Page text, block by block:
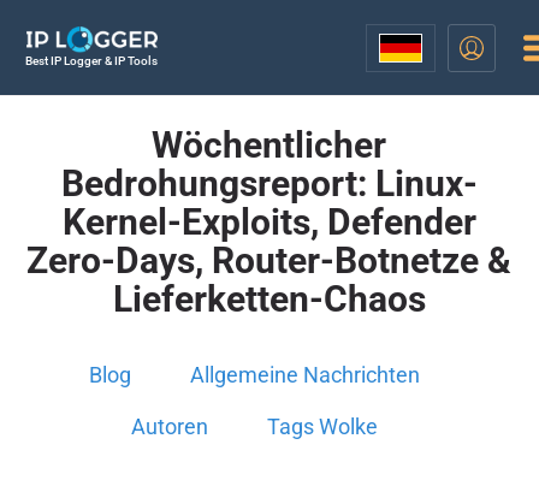
Best IP Logger & IP Tools
Wöchentlicher
Bedrohungsreport: Linux-
Kernel-Exploits, Defender
Zero-Days, Router-Botnetze &
Lieferketten-Chaos
Blog Allgemeine Nachrichten
Autoren Tags Wolke